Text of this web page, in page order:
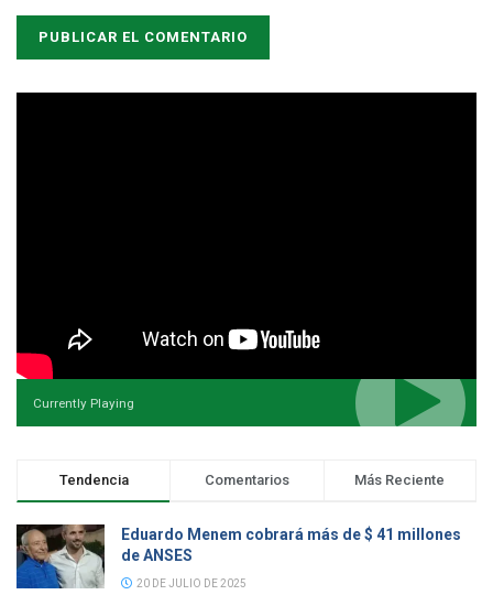
Currently Playing
Tendencia Comentarios Más Reciente
Eduardo Menem cobrará más de $ 41 millones
de ANSES
20 DE JULIO DE 2025